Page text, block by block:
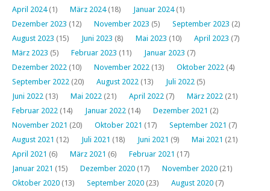
April 2024(1) März 2024(18) Januar 2024(1)
Dezember 2023 (12) November 2023 (5) September 2023 (2)
August 2023 (15) Juni 2023 (8) Mai 2023 (10) April 2023 (7)
März 2023 (5) Februar 2023 (11) Januar 2023 (7)
Dezember 2022 (10) November 2022 (13) Oktober 2022 (4)
September 2022 (20) August 2022 (13) Juli 2022 (5)
Juni 2022 (13) Mai 2022 (21) April 2022 (7) März 2022 (21)
Februar 2022 (14) Januar 2022 (14) Dezember 2021 (2)
November 2021 (20) Oktober 2021 (17) September 2021 (7)
August 2021 (12) Juli 2021 (18) Juni 2021 (9) Mai 2021 (21)
April 2021 (6) März 2021 (6) Februar 2021 (17)
Januar 2021 (15) Dezember 2020 (17) November 2020 (21)
Oktober 2020 (13) September 2020 (23) August 2020 (7)